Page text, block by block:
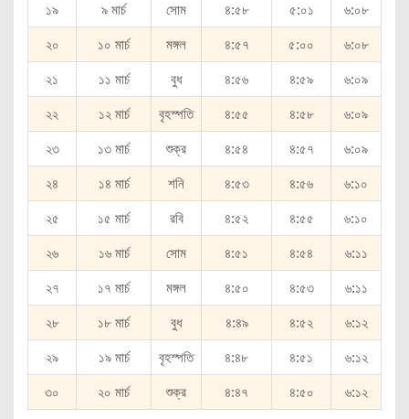
১৯ ৯ মার্চ সোম ৪:৫৮ ৫:০১ ৬:০৮
২০ ১০ মার্চ মঙ্গল ৪:৫৭ ৫:০০ ৬:০৮
২১ ১১ মার্চ বুধ ৪:৫৬ ৪:৫৯ ৬:০৯
২২ ১২ মার্চ বৃহস্পতি ৪:৫৫ ৪:৫৮ ৬:০৯
২৩ ১৩ মার্চ শুক্র ৪:৫৪ ৪:৫৭ ৬:০৯
২৪ ১৪ মার্চ শনি ৪:৫৩ ৪:৫৬ ৬:১০
২৫ ১৫ মার্চ রবি ৪:৫২ ৪:৫৫ ৬:১০
২৬ ১৬ মার্চ সোম ৪:৫১ ৪:৫৪ ৬:১১
২৭ ১৭ মার্চ মঙ্গল ৪:৫০ ৪:৫৩ ৬:১১
২৮ ১৮ মার্চ বুধ ৪:৪৯ ৪:৫২ ৬:১২
২৯ ১৯ মার্চ বৃহস্পতি ৪:৪৮ ৪:৫১ ৬:১২
৩০ ২০ মার্চ শুক্র ৪:৪৭ ৪:৫০ ৬:১২